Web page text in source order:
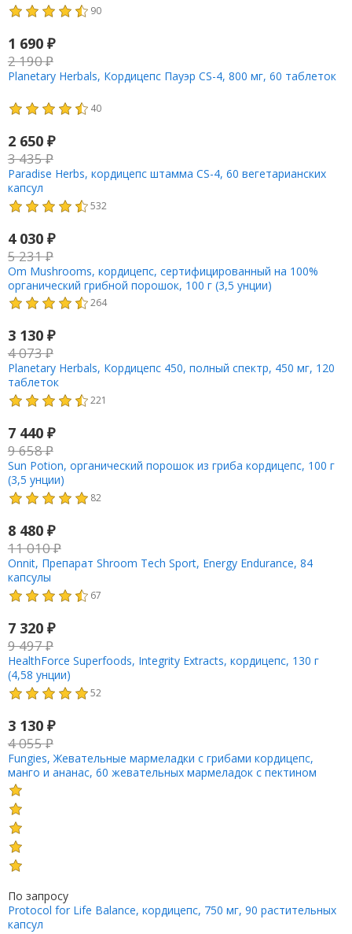
90
1 690 ₽
2 190₽
Planetary Herbals, Кордицепс Пауэр CS-4, 800 мг, 60 таблеток
40
2 650 ₽
3 435₽
Paradise Herbs, кордицепс штамма CS-4, 60 вегетарианских
капсул
532
4 030 ₽
5 231₽
Om Mushrooms, кордицепс, сертифицированный на 100%
органический грибной порошок, 100 г (3,5 унции)
264
3 130 ₽
4 073₽
Planetary Herbals, Кордицепс 450, полный спектр, 450 мг, 120
таблеток
221
7 440 ₽
9 658₽
Sun Potion, органический порошок из гриба кордицепс, 100 г
(3,5 унции)
82
8 480 ₽
11 010₽
Onnit, Препарат Shroom Tech Sport, Energy Endurance, 84
капсулы
67
7 320 ₽
9 497₽
HealthForce Superfoods, Integrity Extracts, кордицепс, 130 г
(4,58 унции)
52
3 130 ₽
4 055₽
Fungies, Жевательные мармеладки с грибами кордицепс,
манго и ананас, 60 жевательных мармеладок с пектином
По запросу
Protocol for Life Balance, кордицепс, 750 мг, 90 растительных
капсул